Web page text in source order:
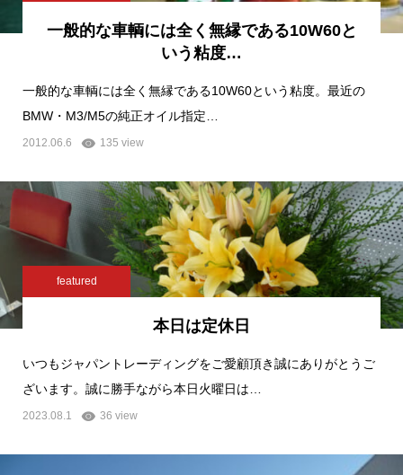
一般的な車輌には全く無縁である10W60と
いう粘度…
一般的な車輌には全く無縁である10W60という粘度。最近の
BMW・M3/M5の純正オイル指定…
2012.06.6 135 view
featured
本日は定休日
いつもジャパントレーディングをご愛顧頂き誠にありがとうご
ざいます。誠に勝手ながら本日火曜日は…
2023.08.1 36 view